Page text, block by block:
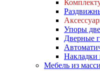
Упоры
Дверные
Накладки
Мебель из